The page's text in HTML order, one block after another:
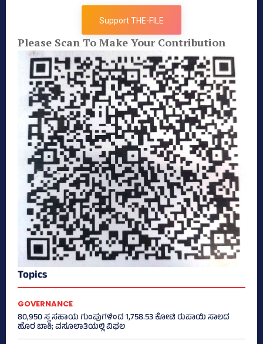
Support THE-FILE
Please Scan To Make Your Contribution
Topics
GOVERNANCE
80,950 ಸ್ವ ಸಹಾಯ ಗುಂಪುಗಳಿಂದ 1,758.53 ಕೋಟಿ ರುಪಾಯಿ ಸಾಲದ
ಹೊರ ಬಾಕಿ; ವಸೂಲಾತಿಯಲ್ಲಿ ವಿಫಲ